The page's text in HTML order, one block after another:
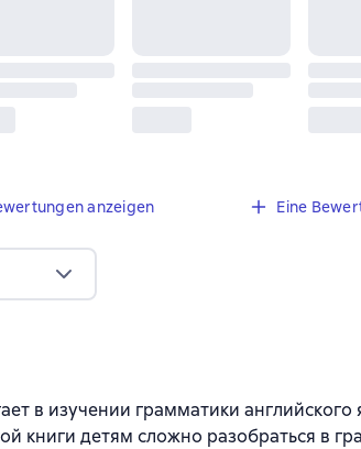
anzeigen Eine
в изучении грамматики английского
книги детям сложно разобраться в